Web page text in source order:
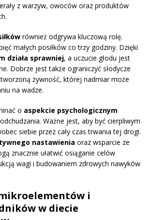
z warzyw, owoców oraz produktów
również odgrywa kluczową rolę.
małych posiłków co trzy godziny. Dzięki
działa sprawniej, a uczucie głodu jest
Dobrze jest także ograniczyć słodycze
żywność, której nadmiar może
na wadze.
o aspekcie psychologicznym
Ważne jest, aby być cierpliwym
siebie przez cały czas trwania tej drogi.
nastawienia oraz wsparcie ze
znacznie ułatwić osiąganie celów
wagi i budowaniem zdrowych nawyków
i
w diecie